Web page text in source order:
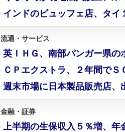
インドのビュッフェ店、タイ
流通・サービス
英ＩＨＧ、南部パンガー県の
ＣＰエクストラ、２年間でＳ
週末市場に日本製品販売店、
金融・証券
上半期の生保収入５％増、年